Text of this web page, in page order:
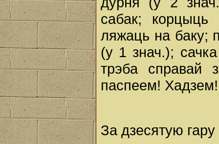
сабак; корцыць
ляжаць на баку;
(у 1 знач.);
трэба справай
паспеем!
За дзесятую гару